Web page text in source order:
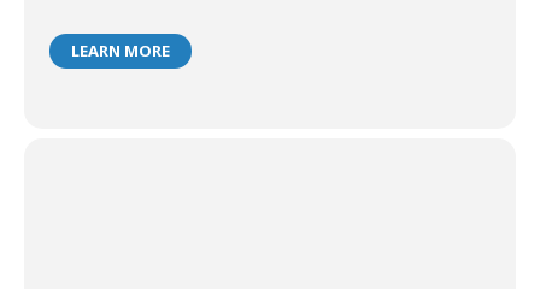
LEARN MORE